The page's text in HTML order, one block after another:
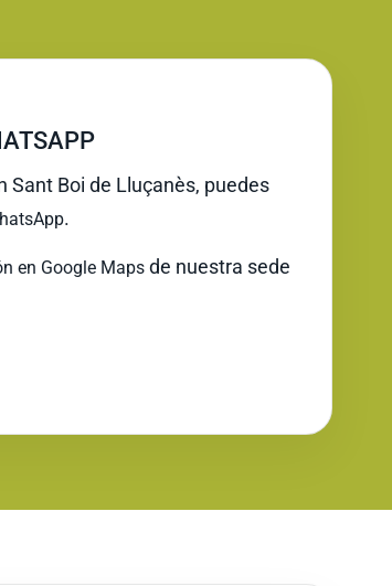
Sant Boi de Lluçanès, puedes
.
en Google Maps de nuestra sede